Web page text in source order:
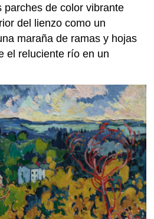
parches de color vibrante
del lienzo como un
maraña de ramas y hojas
el reluciente río en un